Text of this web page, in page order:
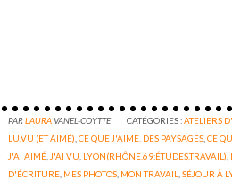
PARLAURAVANEL-COYTTE CATÉGORIES :ATELIERS
LU,VU (ET AIMÉ) ,CE QUE J'AIME. DES PAYSAGES ,CE
J'AI AIMÉ J'AI VU LYON(RHÔNE,69:ÉTUDES,TRAVAIL)
D'ÉCRITURE MES PHOTOS MON TRAVAIL ,SÉJOUR À